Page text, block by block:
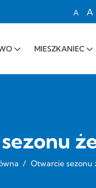
A
Set
A
MIESZKANIEC
/ Otwarcie sezonu